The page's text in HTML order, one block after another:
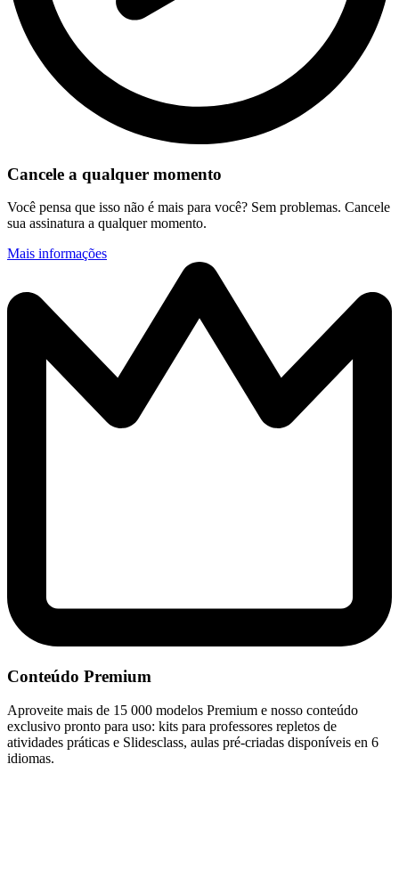
Cancele a qualquer momento
Você pensa que isso não é mais para você? Sem problemas. Cancele
sua assinatura a qualquer momento.
Mais informações
Conteúdo Premium
Aproveite mais de 15 000 modelos Premium e nosso conteúdo
exclusivo pronto para uso: kits para professores repletos de
atividades práticas e Slidesclass, aulas pré-criadas disponíveis en 6
idiomas.